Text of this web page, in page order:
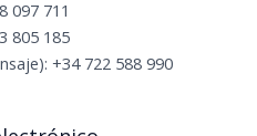
097 711
805 185
+34 722 588 990